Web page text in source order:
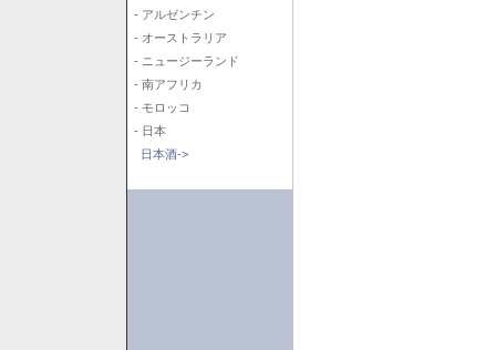
- アルゼンチン
- オーストラリア
- ニュージーランド
- 南アフリカ
- モロッコ
- 日本
日本酒->